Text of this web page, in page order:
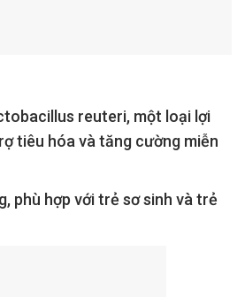
reuteri, một loại lợi
tiêu hóa và tăng cường miễn
phù hợp với trẻ sơ sinh và trẻ